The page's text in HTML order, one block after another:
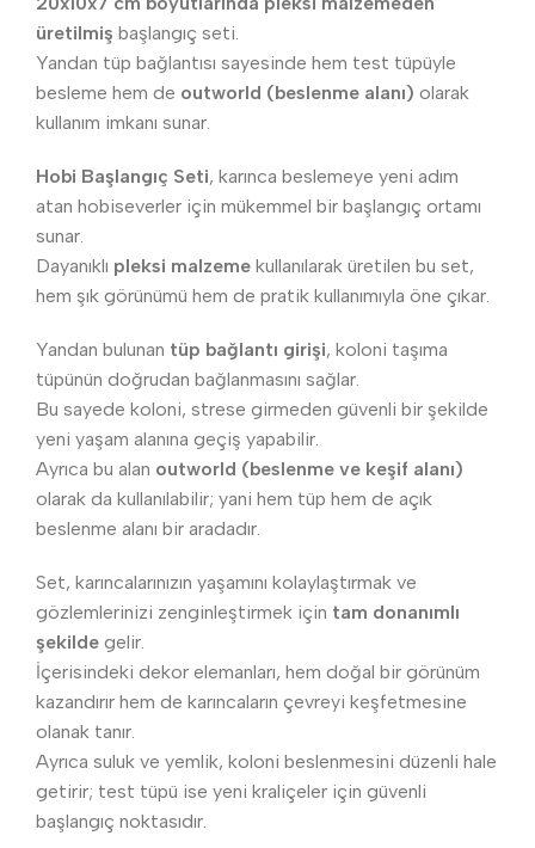
üretilmiş başlangıç seti.
Yandan tüp bağlantısı sayesinde hem test tüpüyle
besleme hem de outworld (beslenme alanı) olarak
kullanım imkanı sunar.
Hobi Başlangıç Seti, karınca beslemeye yeni adım
atan hobiseverler için mükemmel bir başlangıç ortamı
sunar.
Dayanıklı pleksi malzeme kullanılarak üretilen bu set,
hem şık görünümü hem de pratik kullanımıyla öne çıkar.
Yandan bulunan tüp bağlantı girişi, koloni taşıma
tüpünün doğrudan bağlanmasını sağlar.
Bu sayede koloni, strese girmeden güvenli bir şekilde
yeni yaşam alanına geçiş yapabilir.
Ayrıca bu alan outworld (beslenme ve keşif alanı)
olarak da kullanılabilir; yani hem tüp hem de açık
beslenme alanı bir aradadır.
Set, karıncalarınızın yaşamını kolaylaştırmak ve
gözlemlerinizi zenginleştirmek için tam donanımlı
şekilde gelir.
İçerisindeki dekor elemanları, hem doğal bir görünüm
kazandırır hem de karıncaların çevreyi keşfetmesine
olanak tanır.
Ayrıca suluk ve yemlik, koloni beslenmesini düzenli hale
getirir; test tüpü ise yeni kraliçeler için güvenli
başlangıç noktasıdır.